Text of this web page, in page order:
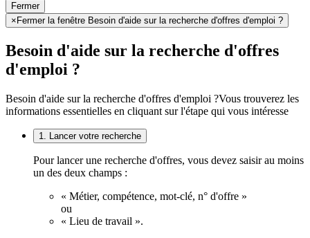
Fermer
× Fermer la fenêtre Besoin d'aide sur la recherche d'offres d'emploi ?
Besoin d'aide sur la recherche d'offres
d'emploi ?
Besoin d'aide sur la recherche d'offres d'emploi ?Vous trouverez les
informations essentielles en cliquant sur l'étape qui vous intéresse
1. Lancer votre recherche
Pour lancer une recherche d'offres, vous devez saisir au moins
un des deux champs :
« Métier, compétence, mot-clé, n° d'offre »
ou
« Lieu de travail ».